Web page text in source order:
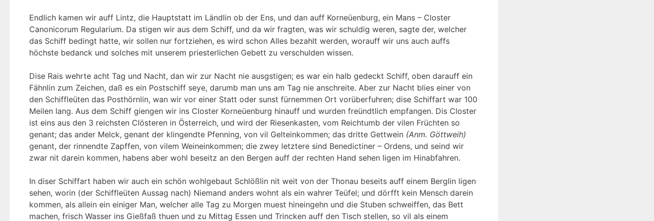
Endlich kamen wir auff Lintz, die Hauptstatt im Ländlin ob der Ens, und dan auff Korneüenburg, ein Mans – Closter
Canonicorum Regularium. Da stigen wir aus dem Schiff, und da wir fragten, was wir schuldig weren, sagte der, welcher
das Schiff bedingt hatte, wir sollen nur fortziehen, es wird schon Alles bezahlt werden, worauff wir uns auch auffs
höchste bedanck und solches mit unserem priesterlichen Gebett zu verschulden wissen.
Dise Rais wehrte acht Tag und Nacht, dan wir zur Nacht nie ausgstigen; es war ein halb gedeckt Schiff, oben darauff ein
Fähnlin zum Zeichen, daß es ein Postschiff seye, darumb man uns am Tag nie anschreite. Aber zur Nacht blies einer von
den Schiffleüten das Posthörnlin, wan wir vor einer Statt oder sunst fürnemmen Ort vorüberfuhren; dise Schiffart war 100
Meilen lang. Aus dem Schiff giengen wir ins Closter Korneüenburg hinauff und wurden freündtlich empfangen. Dis Closter
ist eins aus den 3 reichsten Clösteren in Österreich, und wird der Riesenkasten, vom Reichtumb der vilen Früchten so
genant; das ander Melck, genant der klingendte Pfenning, von vil Gelteinkommen; das dritte Gettwein (Anm. Göttweih)
genant, der rinnendte Zapffen, von vilem Weineinkommen; die zwey letztere sind Benedictiner – Ordens, und seind wir
zwar nit darein kommen, habens aber wohl beseitz an den Bergen auff der rechten Hand sehen ligen im Hinabfahren.
In diser Schiffart haben wir auch ein schön wohlgebaut Schlößlin nit weit von der Thonau beseits auff einem Berglin ligen
sehen, worin (der Schiffleüten Aussag nach) Niemand anders wohnt als ein wahrer Teüfel; und dörfft kein Mensch darein
kommen, als allein ein einiger Man, welcher alle Tag zu Morgen muest hineingehn und die Stuben schweiffen, das Bett
machen, frisch Wasser ins Gießfaß thuen und zu Mittag Essen und Trincken auff den Tisch stellen, so vil als einem